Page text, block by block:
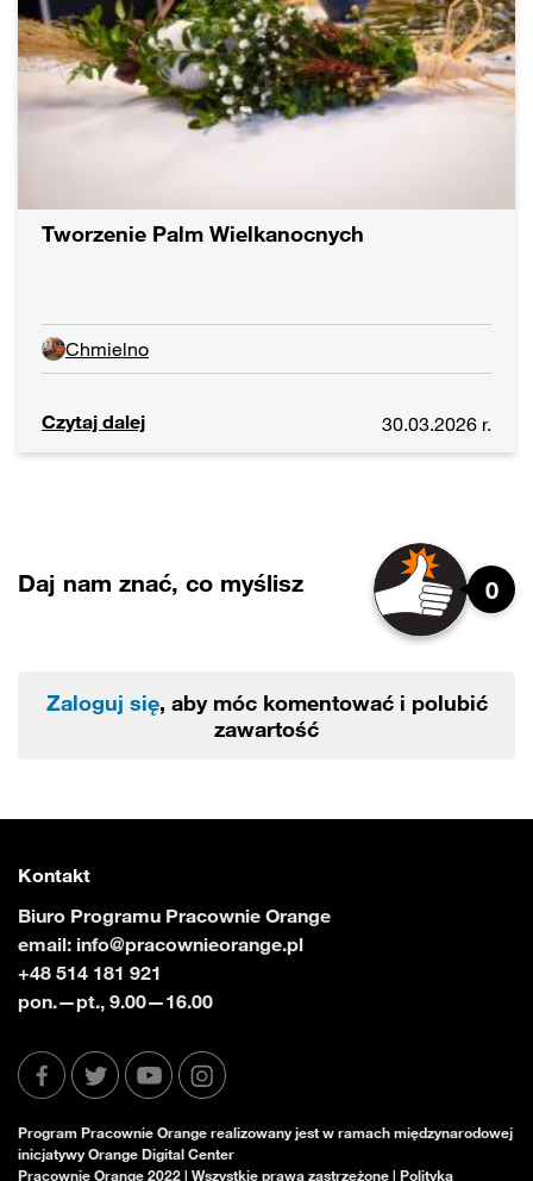
Tworzenie Palm Wielkanocnych
Chmielno
Czytaj dalej 30.03.2026 r.
Daj nam znać, co myślisz 0
Zaloguj się, aby móc komentować i polubić
zawartość
Kontakt
Biuro Programu Pracownie Orange
email: info@pracownieorange.pl
+48 514 181 921
pon.—pt., 9.00—16.00
Program Pracownie Orange realizowany jest w ramach międzynarodowej
inicjatywy Orange Digital Center
Pracownie Orange 2022 | Wszystkie prawa zastrzeżone | Polityka